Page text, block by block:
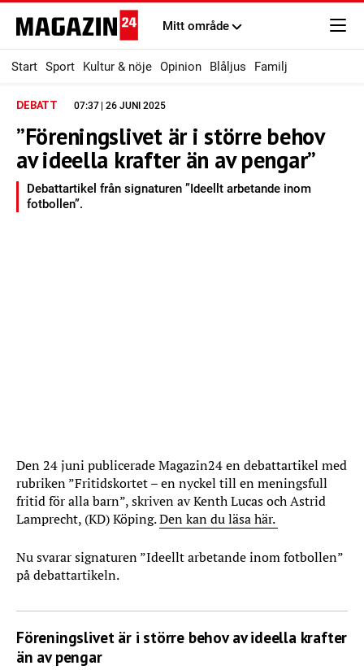
Mitt område
Start Sport Kultur & nöje Opinion Blåljus Familj
DEBATT 07:37 | 26 JUNI 2025
”Föreningslivet är i större behov
av ideella krafter än av pengar”
Debattartikel från signaturen ”Ideellt arbetande inom
fotbollen”.
Den 24 juni publicerade Magazin24 en debattartikel med
rubriken ”Fritidskortet – en nyckel till en meningsfull
fritid för alla barn”, skriven av Kenth Lucas och Astrid
Lamprecht, (KD) Köping.Den kan du läsa här.
Nu svarar signaturen ”Ideellt arbetande inom fotbollen”
på debattartikeln.
Föreningslivet är i större behov av ideella krafter
än av pengar